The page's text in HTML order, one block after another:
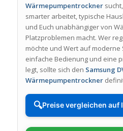
Wärmepumpentrockner
smarter arbeitet, typische
und Euch unabhängiger von
Platzproblemen macht. Wer
möchte und Wert auf moderne
einfache Bedienung und eine
legt, sollte sich den Samsung
Wärmepumpentrockner
🔍Preise vergleichen auf